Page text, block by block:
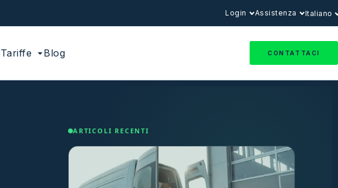
Login Assistenza Italiano
Tariffe Blog CONTATTACI
ARTICOLI RECENTI